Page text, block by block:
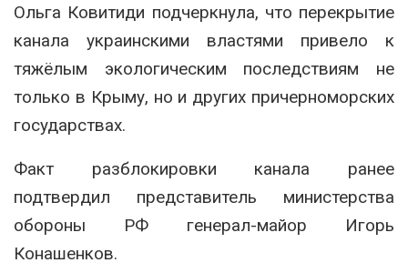
Ольга Ковитиди подчеркнула, что перекрытие
канала украинскими властями привело к
тяжёлым экологическим последствиям не
только в Крыму, но и других причерноморских
государствах.
Факт разблокировки канала ранее
подтвердил представитель министерства
обороны РФ генерал-майор Игорь
Конашенков.